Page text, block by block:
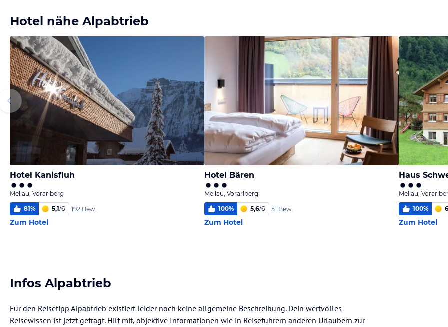
Hotel nähe Alpabtrieb
Hotel Kanisfluh
Mellau, Vorarlberg
81% 5,1/6 192 Bew.
Zum Hotel
Hotel Bären
Mellau, Vorarlberg
100% 5,6/6 51 Bew.
Zum Hotel
Haus
Mellau,
100%
Zum Hotel
Infos Alpabtrieb
Für den Reisetipp Alpabtrieb existiert leider noch keine allgemeine Beschreibung. Dein wertvolles
Reisewissen ist jetzt gefragt. Hilf mit, objektive Informationen wie in Reiseführern anderen Urlaubern zur